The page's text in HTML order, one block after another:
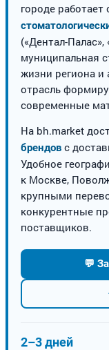
городе работает
(«Дентал-Палас»,
муниципальная
жизни региона и
отрасль
современные
На bh.market
брендов с
Удобное
к Москве,
крупными
конкурентные
поставщиков.
💬
2–3 дней